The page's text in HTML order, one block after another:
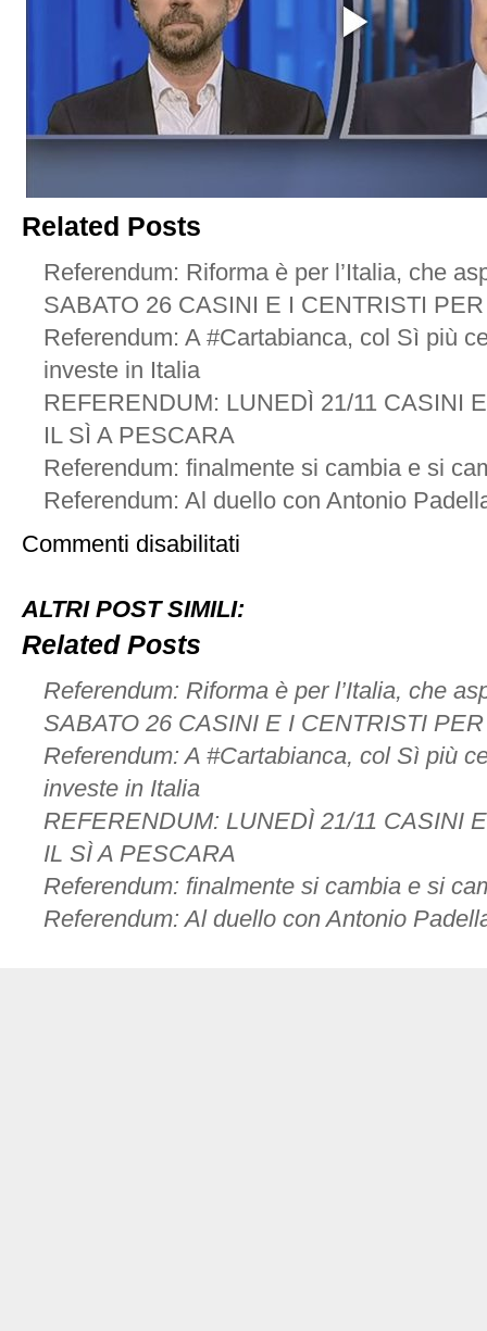
Related Posts
Referendum: Riforma è per l’Italia, che
SABATO 26 CASINI E I CENTRISTI
Referendum: A #Cartabianca, col Sì più
investe in Italia
REFERENDUM: LUNEDÌ 21/11 CASINI
IL SÌ A PESCARA
Referendum: finalmente si cambia e si
Referendum: Al duello con Antonio
Commenti disabilitati
Otto
ALTRI POST SIMILI:
Related Posts
Referendum: Riforma è per l’Italia, che
SABATO 26 CASINI E I CENTRISTI
Referendum: A #Cartabianca, col Sì più
investe in Italia
REFERENDUM: LUNEDÌ 21/11 CASINI
IL SÌ A PESCARA
Referendum: finalmente si cambia e si
Referendum: Al duello con Antonio